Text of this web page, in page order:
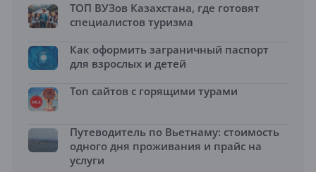
ТОП ВУЗов Казахстана, где готовят
специалистов туризма
Как оформить заграничный паспорт
для взрослых и детей
Топ сайтов с горящими турами
Путеводитель по Вьетнаму: стоимость
одного дня проживания и прайс на
услуги